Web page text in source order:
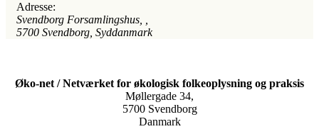
Adresse:
Svendborg Forsamlingshus
5700 Svendborg, Syddanmark
Øko-net / Netværket for økologisk folkeoplysning og praksis
Møllergade 34,
5700 Svendborg
Danmark